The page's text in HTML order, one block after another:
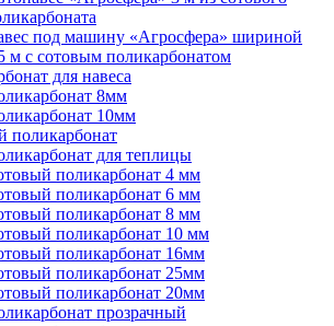
под машину «Агросфера» шириной
м с сотовым поликарбонатом
для навеса
8мм
10мм
поликарбонат
для теплицы
поликарбонат 4 мм
поликарбонат 6 мм
поликарбонат 8 мм
поликарбонат 10 мм
поликарбонат 16мм
поликарбонат 25мм
поликарбонат 20мм
прозрачный